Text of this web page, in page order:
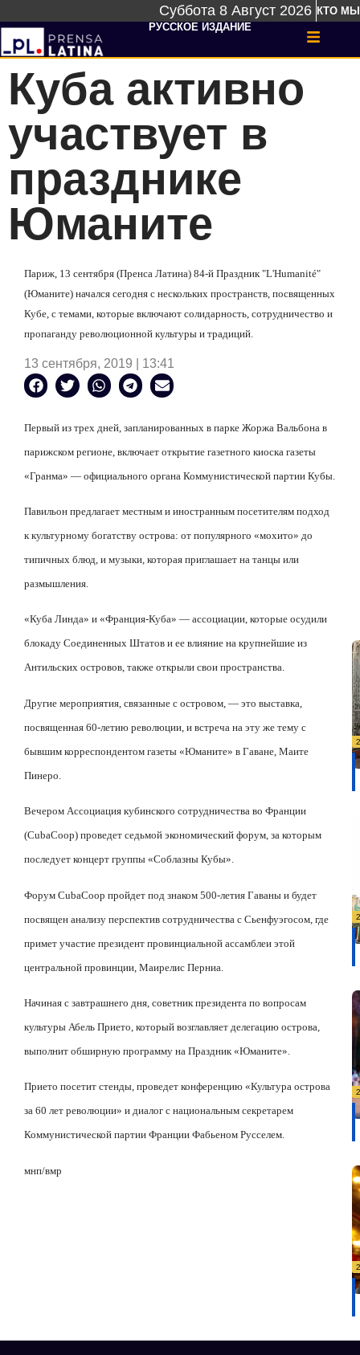
Суббота 8 Август 2026 КТО МЫ
РУССКОЕ ИЗДАНИЕ
Куба активно
участвует в
празднике
Юманите
Париж, 13 сентября (Пренса Латина) 84-й Праздник "L'Humanité"
(Юманите) начался сегодня с нескольких пространств, посвященных
Кубе, с темами, которые включают солидарность, сотрудничество и
пропаганду революционной культуры и традиций.
13 сентября, 2019 | 13:41
Первый из трех дней, запланированных в парке Жоржа Вальбона в
парижском регионе, включает открытие газетного киоска газеты
«Гранма» — официального органа Коммунистической партии Кубы.
Павильон предлагает местным и иностранным посетителям подход
к культурному богатству острова: от популярного «мохито» до
типичных блюд, и музыки, которая приглашает на танцы или
размышления.
«Куба Линда» и «Франция-Куба» — ассоциации, которые осудили
блокаду Соединенных Штатов и ее влияние на крупнейшие из
Антильских островов, также открыли свои пространства.
Другие мероприятия, связанные с островом, — это выставка,
посвященная 60-летию революции, и встреча на эту же тему с
бывшим корреспондентом газеты «Юманите» в Гаване, Маите
Пинеро.
Вечером Ассоциация кубинского сотрудничества во Франции
(CubaCoop) проведет седьмой экономический форум, за которым
последует концерт группы «Соблазны Кубы».
Форум CubaCoop пройдет под знаком 500-летия Гаваны и будет
посвящен анализу перспектив сотрудничества с Сьенфуэгосом, где
примет участие президент провинциальной ассамблеи этой
центральной провинции, Маирелис Перниа.
Начиная с завтрашнего дня, советник президента по вопросам
культуры Абель Прието, который возглавляет делегацию острова,
выполнит обширную программу на Праздник «Юманите».
Прието посетит стенды, проведет конференцию «Культура острова
за 60 лет революции» и диалог с национальным секретарем
Коммунистической партии Франции Фабьеном Русселем.
мнп/вмр